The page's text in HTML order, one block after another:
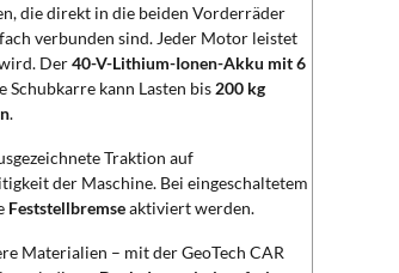
die direkt in die beiden Vorderräder
verbunden sind. Jeder Motor leistet
Der40-V-Lithium-Ionen-Akku mit 6
Schubkarre kann Lasten bis 200 kg
.
Traktion auf
der Maschine. Bei eingeschaltetem
Feststellbremseaktiviert werden.
Materialien – mit der GeoTech CAR